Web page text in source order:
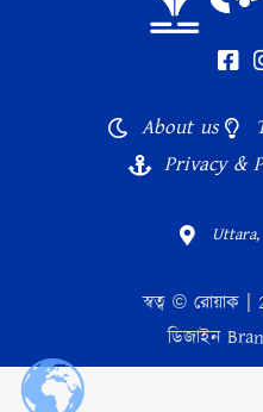
About us
Privacy &
স্বত্ব © রোয়াক
ডিজাইন